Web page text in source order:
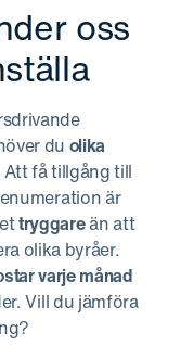
oss
du olika
Att få tillgång till
är
tryggareän att
olika byråer.
varje månad
Vill du jämföra